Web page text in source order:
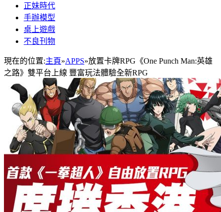
正妹時代
手辦模型
桌上遊戲
不良刊物
現在的位置:主頁»APPS»放置卡牌RPG《One Punch Man:英雄
之路》雙平台上線 豐富玩法體驗全新RPG